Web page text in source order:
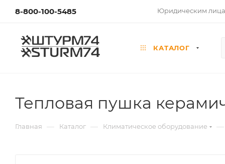
8-800-100-5485 Юридическим
КАТАЛОГ
Тепловая пушка
Главная — Каталог — Климатическое оборудование —